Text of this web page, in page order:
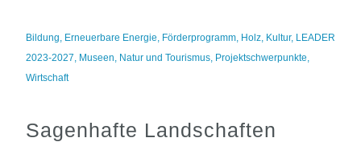
Bildung, Erneuerbare Energie, Förderprogramm, Holz, Kultur, LEADER
2023-2027, Museen, Natur und Tourismus, Projektschwerpunkte,
Wirtschaft
Sagenhafte Landschaften